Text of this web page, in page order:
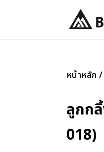
หน้าหลัก /
ลูกก
018)